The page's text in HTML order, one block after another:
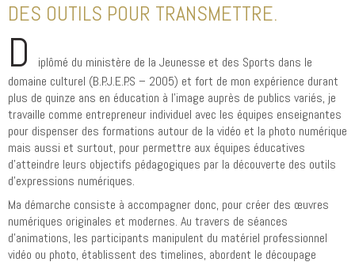
DES OUTILS POUR TRANSMETTRE.
D
iplômé du ministère de la Jeunesse et des Sports dans le
domaine culturel (B.P.J.E.P.S – 2005) et fort de mon expérience durant
plus de quinze ans en éducation à l’image auprès de publics variés, je
travaille comme entrepreneur individuel avec les équipes enseignantes
pour dispenser des formations autour de la vidéo et la photo numérique
mais aussi et surtout, pour permettre aux équipes éducatives
d’atteindre leurs objectifs pédagogiques par la découverte des outils
d’expressions numériques.
Ma démarche consiste à accompagner donc, pour créer des œuvres
numériques originales et modernes. Au travers de séances
d’animations, les participants manipulent du matériel professionnel
vidéo ou photo, établissent des timelines, abordent le découpage